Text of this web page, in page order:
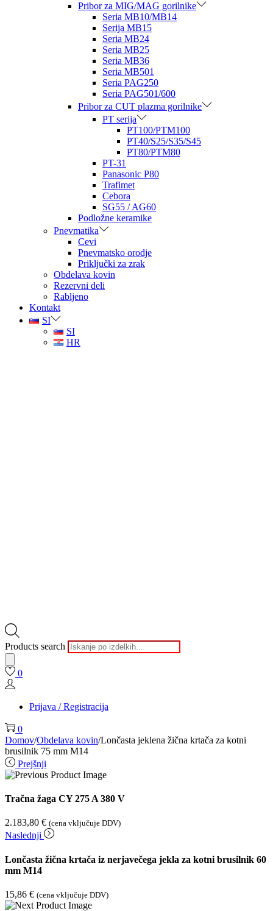
Pribor za MIG/MAG gorilnike
Seria MB10/MB14
Serija MB15
Seria MB24
Seria MB25
Seria MB36
Seria MB501
Seria PAG250
Seria PAG501/600
Pribor za CUT plazma gorilnike
PT serija
PT100/PTM100
PT40/S25/S35/S45
PT80/PTM80
PT-31
Panasonic P80
Trafimet
Cebora
SG55 / AG60
Podložne keramike
Pnevmatika
Cevi
Pnevmatsko orodje
Priključki za zrak
Obdelava kovin
Rezervni deli
Rabljeno
Kontakt
SI
SI
HR
Products search
0
Prijava / Registracija
0
Domov/Obdelava kovin/Lončasta jeklena žična krtača za kotni
brusilnik 75 mm M14
Prejšnji
Tračna žaga CY 275 A 380 V
2.183,80 € (cena vključuje DDV)
Naslednji
Lončasta žična krtača iz nerjavečega jekla za kotni brusilnik 60
mm M14
15,86 € (cena vključuje DDV)